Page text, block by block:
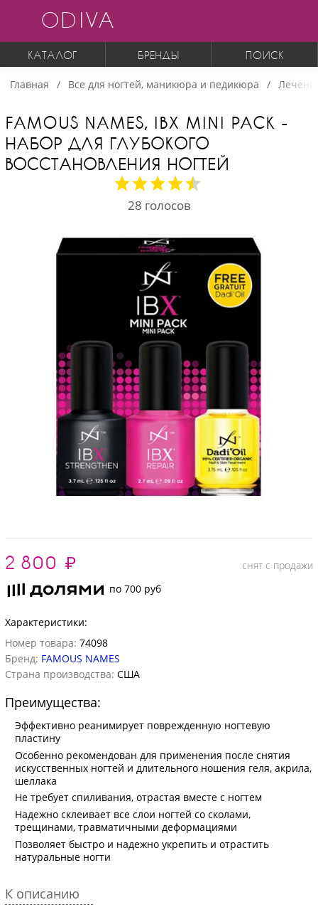
ODIVA
КАТАЛОГ БРЕНДЫ ПОИСК
Главная Все для ногтей, маникюра и педикюра
FAMOUS NAMES, IBX MINI PACK -
НАБОР ДЛЯ ГЛУБОКОГО
ВОССТАНОВЛЕНИЯ НОГТЕЙ
28 голосов
2 800 ₽
снят с продажи
по 700 руб
Характеристики:
Номер товара: 74098
Бренд: FAMOUS NAMES
Страна производства: США
Преимущества:
Эффективно реанимирует поврежденную ногтевую
пластину
Особенно рекомендован для применения после снятия
искусственных ногтей и длительного ношения геля, акрила,
шеллака
Не требует спиливания, отрастая вместе с ногтем
Надежно склеивает все слои ногтей со сколами,
трещинами, травматичными деформациями
Позволяет быстро и надежно укрепить и отрастить
натуральные ногти
К описанию